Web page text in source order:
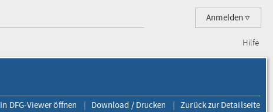
Anmelden
Hilfe
In DFG-Viewer öffnen Download / Drucken Zurück zur Detailseite